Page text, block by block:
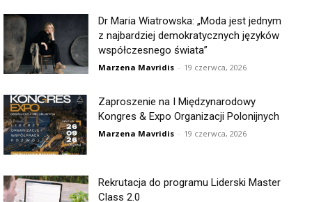
Dr Maria Wiatrowska: „Moda jest jednym
z najbardziej demokratycznych języków
współczesnego świata”
Marzena Mavridis - 19 czerwca, 2026
Zaproszenie na I Międzynarodowy
Kongres & Expo Organizacji Polonijnych
Marzena Mavridis - 19 czerwca, 2026
Rekrutacja do programu Liderski Master
Class 2.0